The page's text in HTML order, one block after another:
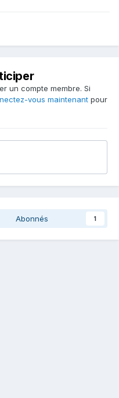
un compte membre. Si
vous maintenant pour
Abonnés 1